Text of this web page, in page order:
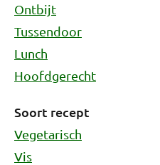
Ontbijt
Tussendoor
Lunch
Hoofdgerecht
Soort recept
Vegetarisch
Vis